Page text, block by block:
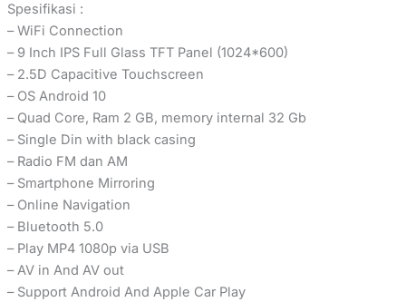
Spesifikasi :
– WiFi Connection
– 9 Inch IPS Full Glass TFT Panel (1024*600)
– 2.5D Capacitive Touchscreen
– OS Android 10
– Quad Core, Ram 2 GB, memory internal 32 Gb
– Single Din with black casing
– Radio FM dan AM
– Smartphone Mirroring
– Online Navigation
– Bluetooth 5.0
– Play MP4 1080p via USB
– AV in And AV out
– Support Android And Apple Car Play